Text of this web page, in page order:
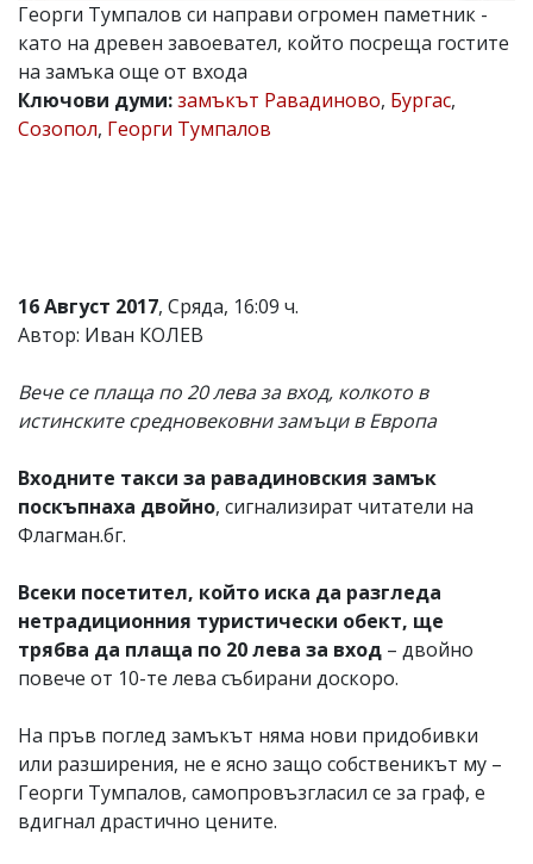
Коментарите
под
статиите
се
въвеждат
от
тях!
Ако
откриете
за
коментар,
сигнализирайте
Георги Тумпалов си направи огромен паметник -
като на древен завоевател, който посреща гостите
на замъка още от входа
Ключови думи:замъкът Равадиново, Бургас,
Созопол, Георги Тумпалов
16 Август 2017, Сряда, 16:09 ч.
Автор: Иван КОЛЕВ
Вече се плаща по 20 лева за вход, колкото в
истинските средновековни замъци в Европа
Входните такси за равадиновския замък
поскъпнаха двойно, сигнализират читатели на
Флагман.бг.
Всеки посетител, който иска да разгледа
нетрадиционния туристически обект, ще
трябва да плаща по 20 лева за вход – двойно
повече от 10-те лева събирани доскоро.
На пръв поглед замъкът няма нови придобивки
или разширения, не е ясно защо собственикът му –
Георги Тумпалов, самопровъзгласил се за граф, е
вдигнал драстично цените.